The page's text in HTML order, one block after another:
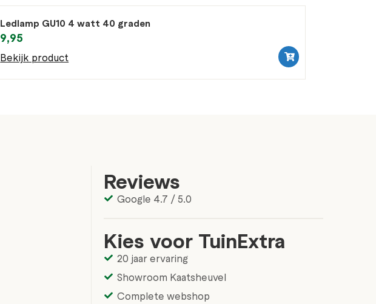
Ledlamp GU10 4 watt 40 graden
9,95
Bekijk product
Reviews
Google 4.7 / 5.0
Kies voor TuinExtra
20 jaar ervaring
Showroom Kaatsheuvel
Complete webshop